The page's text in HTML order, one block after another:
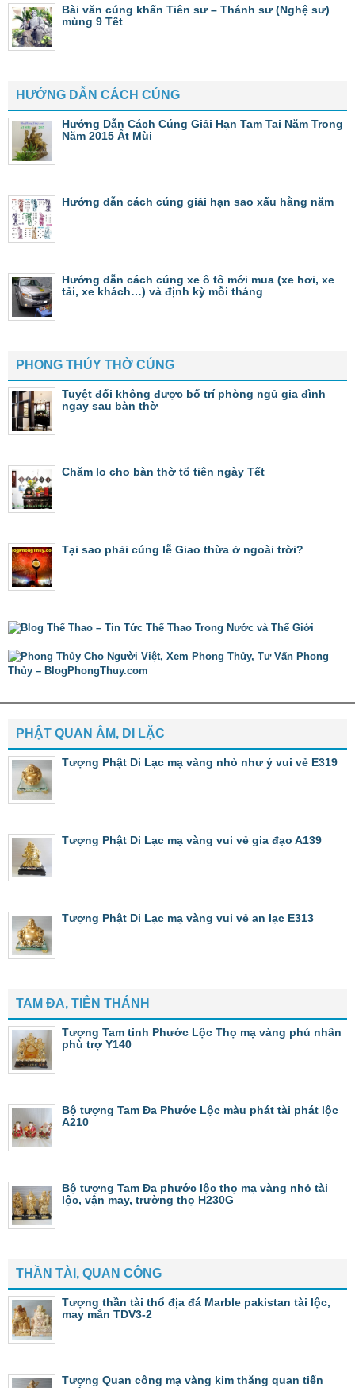
Bài văn cúng khấn Tiên sư – Thánh sư (Nghệ sư)
mùng 9 Tết
HƯỚNG DẪN CÁCH CÚNG
Hướng Dẫn Cách Cúng Giải Hạn Tam Tai Năm Trong
Năm 2015 Ất Mùi
Hướng dẫn cách cúng giải hạn sao xấu hằng năm
Hướng dẫn cách cúng xe ô tô mới mua (xe hơi, xe
tải, xe khách…) và định kỳ mỗi tháng
PHONG THỦY THỜ CÚNG
Tuyệt đối không được bố trí phòng ngủ gia đình
ngay sau bàn thờ
Chăm lo cho bàn thờ tổ tiên ngày Tết
Tại sao phải cúng lễ Giao thừa ở ngoài trời?
PHẬT QUAN ÂM, DI LẶC
Tượng Phật Di Lạc mạ vàng nhỏ như ý vui vẻ E319
Tượng Phật Di Lạc mạ vàng vui vẻ gia đạo A139
Tượng Phật Di Lạc mạ vàng vui vẻ an lạc E313
TAM ĐA, TIÊN THÁNH
Tượng Tam tinh Phước Lộc Thọ mạ vàng phú nhân
phù trợ Y140
Bộ tượng Tam Đa Phước Lộc màu phát tài phát lộc
A210
Bộ tượng Tam Đa phước lộc thọ mạ vàng nhỏ tài
lộc, vận may, trường thọ H230G
THẦN TÀI, QUAN CÔNG
Tượng thần tài thổ địa đá Marble pakistan tài lộc,
may mắn TDV3-2
Tượng Quan công mạ vàng kim thăng quan tiến